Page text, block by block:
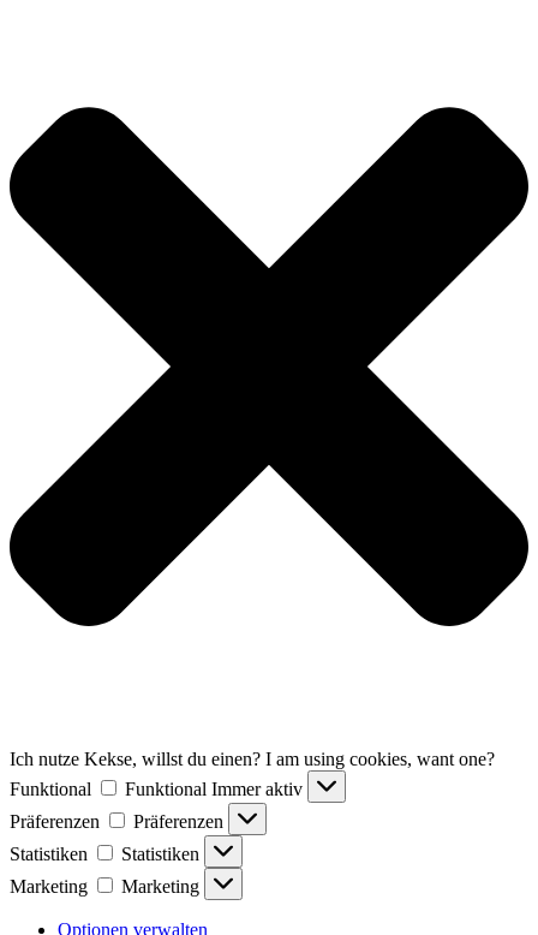
Ich nutze Kekse, willst du einen? I am using cookies, want one?
Funktional
Funktional Immer aktiv
Präferenzen
Präferenzen
Statistiken
Statistiken
Marketing
Marketing
Optionen verwalten